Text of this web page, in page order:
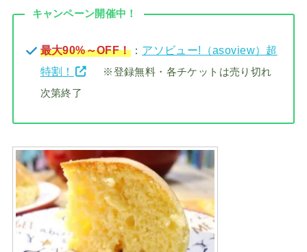
キャンペーン開催中！
最大90%～OFF！： アソビュー!（asoview）超
特割！
※登録無料・各チケットは売り切れ
次第終了